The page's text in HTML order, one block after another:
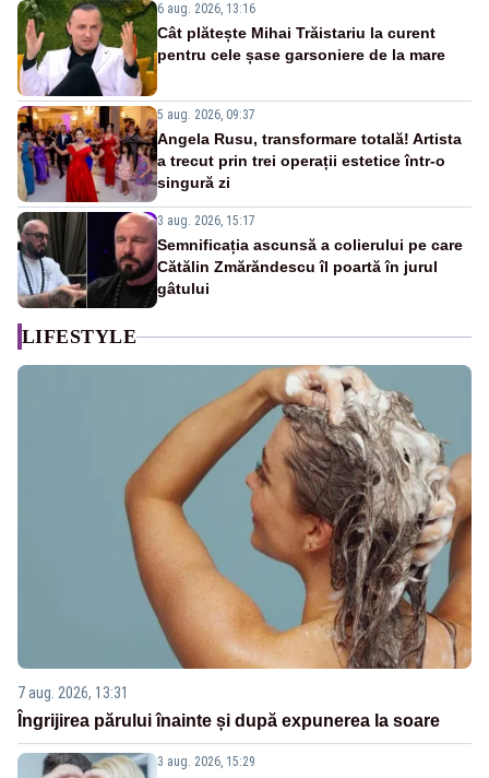
6 aug. 2026, 13:16
Cât plătește Mihai Trăistariu la curent
pentru cele șase garsoniere de la mare
5 aug. 2026, 09:37
Angela Rusu, transformare totală! Artista
a trecut prin trei operații estetice într-o
singură zi
3 aug. 2026, 15:17
Semnificația ascunsă a colierului pe care
Cătălin Zmărăndescu îl poartă în jurul
gâtului
LIFESTYLE
7 aug. 2026, 13:31
Îngrijirea părului înainte și după expunerea la soare
3 aug. 2026, 15:29